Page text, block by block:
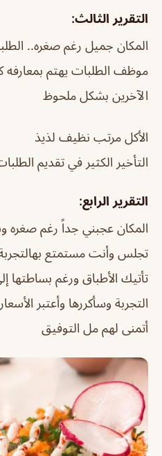
التقرير الثالث:
المكان جميل رغم صغره..
موظف الطلبات يهتم بمعارفه
الآخرين بشكل ملحوظ
الأكل مرتب نظيف لذيذ
التأخير الكثير في تقديم
التقرير الرابع:
المكان عجبني جداً رغم صغره
تجلس وأنت مستمتع بهالتجربة
تأتيك الأطباق ورغم بساطتها
التجربة وسأكررها وأعتبر
أتمنى لهم مل التوفيق